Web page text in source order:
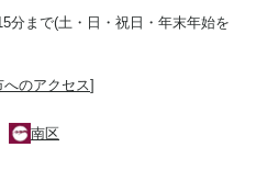
分まで(土・日・祝日・年末年始を
のアクセス]
南区